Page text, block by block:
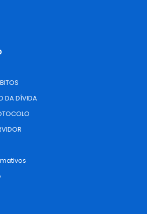
DA DÍVIDA